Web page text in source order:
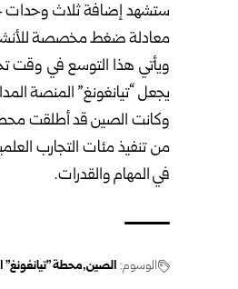
معادلة ضغط مخصصة
ويأتي هذا التوسع في وقت
يجعل “تيانغونغ” المنصة
من تنفيذ مئات التجارب
في المهام والقدرات.
الوسوم: الصين محطة "تيانغونغ"